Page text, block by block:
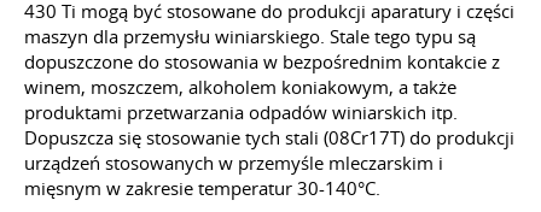
430 Ti mogą być stosowane do produkcji aparatury i części
maszyn dla przemysłu winiarskiego. Stale tego typu są
dopuszczone do stosowania w bezpośrednim kontakcie z
winem, moszczem, alkoholem koniakowym, a także
produktami przetwarzania odpadów winiarskich itp.
Dopuszcza się stosowanie tych stali (08Cr17T) do produkcji
urządzeń stosowanych w przemyśle mleczarskim i
mięsnym w zakresie temperatur 30-140°C.